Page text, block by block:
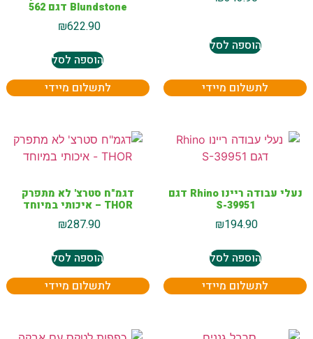
הוספה לסל
לתשלום מיידי
Blundstone דגם 562
₪622.90
הוספה לסל
לתשלום מיידי
נעלי עבודה ריינו Rhino דגם
S-39951
₪194.90
הוספה לסל
לתשלום מיידי
דגמ"ח סטרצ' לא מתפרק
THOR – איכותי במיוחד
₪287.90
הוספה לסל
לתשלום מיידי